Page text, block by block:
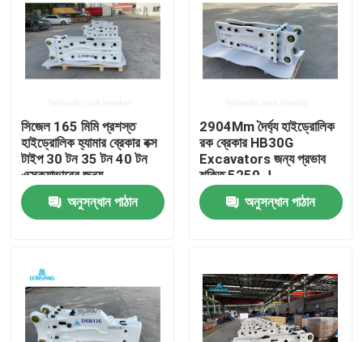
বাড়ি
পণ্য
সিজেল 165 মিমি প্রশস্ত
হাইড্রোলিক হ্যামার ব্রেকার বক্স
টাইপ 30 টন 35 টন 40 টন
এক্সক্যাভারের জন্য
অনুসন্ধান পাঠান
2904Mm দৈর্ঘ্য হাইড্রোলিক
রক ব্রেকার HB30G
Excavators জন্য প্রভাব
শক্তি 5250 J
অনুসন্ধান পাঠান